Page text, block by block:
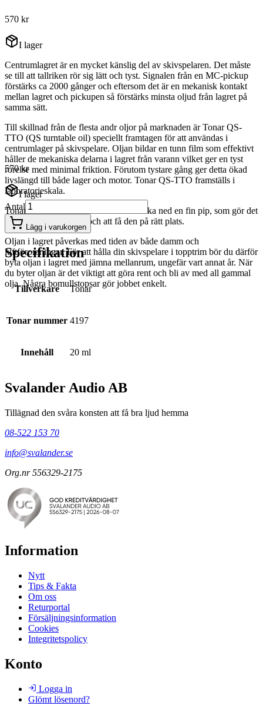
570 kr
I lager
Centrumlagret är en mycket känslig del av skivspelaren. Det måste
se till att tallriken rör sig lätt och tyst. Signalen från en MC-pickup
förstärks ca 2000 gånger och eftersom det är en mekanisk kontakt
mellan lagret och pickupen så förstärks minsta oljud från lagret på
samma sätt.
Till skillnad från de flesta andr oljor på marknaden är Tonar QS-
TTO (QS turntable oil) speciellt framtagen för att användas i
centrumlager på skivspelare. Oljan bildar en tunn film som effektivt
håller de mekaniska delarna i lagret från varann vilket ger en tyst
rörelse med minimal friktion. Förutom tystare gång ger detta ökad
livslängd till både lager och motor. Tonar QS-TTO framställs i
laboratorieskala.
Tonar QS-TTO levereras i en liten flaska ned en fin pip, som gör det
enkelt att dosera oljan och att få den på rätt plats.
Oljan i lagret påverkas med tiden av både damm och
luftföroreningar. För att hålla din skivspelare i topptrim bör du därför
byta oljan i lagret med jämna mellanrum, ungefär vart annat år. När
du byter oljan är det viktigt att göra rent och bli av med all gammal
olja. Några bomullstopsar gör jobbet enkelt.
570 kr
I lager
Antal
Lägg i varukorgen
Specifikation
Tillverkare Tonar
Tonar nummer 4197
Innehåll 20 ml
Svalander Audio AB
Tillägnad den svåra konsten att få bra ljud hemma
08-522 153 70
info@svalander.se
Org.nr 556329-2175
Information
Nytt
Tips & Fakta
Om oss
Returportal
Försäljningsinformation
Cookies
Integritetspolicy
Konto
Logga in
Glömt lösenord?